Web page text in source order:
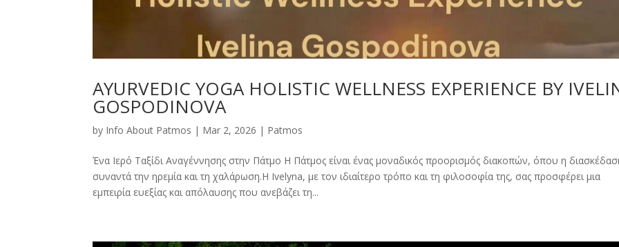
AYURVEDIC YOGA HOLISTIC WELLNESS EXPERIENCE BY
GOSPODINOVA
by Info About Patmos | Mar 2, 2026 | Patmos
Ένα Ιερό Ταξίδι Αναγέννησης στην Πάτμο Η Πάτμος είναι ένας μοναδικός προορισμός διακοπών, όπου η
συναντά την ηρεμία και τη χαλάρωση.Η Ivelyna, με τον ιδιαίτερο τρόπο και τη φιλοσοφία της, σας προσφέρει μια
εμπειρία ευεξίας και απόλαυσης που ανεβάζει τη...